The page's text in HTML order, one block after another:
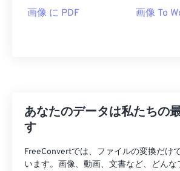
画像 に PDF 画像 To
あなたのデータは私たちの
す
FreeConvertでは、ファイルの変換だけ
います。画像、動画、文書など、どんな